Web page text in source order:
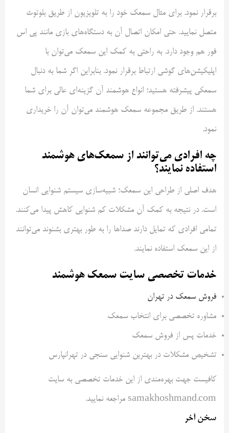
برقرار نمود. برای مثال سمعک خود را به تلویزیون از طریق بلوتوث
متصل نمایید. حتی امکان اتصال آن به دستگاه‌های بازی مانند پی اس
فور هم وجود دارد. به راحتی به کمک این سمعک می‌توان با
اپلیکیشن‌های گوشی ارتباط برقرار نمود. بنابراین اگر شما به دنبال
سمعکی پیشرفته هستید؛ انواع هوشمند آن گزینه‌ای عالی برای شما
هستند. از طریق مجموعه سمعک‌ هوشمند می‌توان آن را خریداری
نمود.
چه افرادی می‌توانند از سمعک‌های هوشمند
استفاده نمایند؟
هدف اصلی از طراحی این سمعک؛ شبیه‌سازی سیستم شنوایی انسان
است. در نتیجه به کمک آن مشکلات کم شنوایی کاهش پیدا می‌کنند.
تمامی افرادی که تمایل دارند صداها را به طور بهتری بشنوند می‌توانند
از این سمعک استفاده نمایند.
خدمات تخصصی سایت سمعک هوشمند
فروش سمعک در تهران
مشاوره تخصصی برای انتخاب سمعک
خدمات پس از فروش سمعک
تشخیص مشکلات در بهترین شنوایی سنجی در تهرانپارس
کافیست جهت بهره‌مندی از این خدمات تخصصی به سایت
samakhoshmand.com مراجعه نمایید.
سخن آخر